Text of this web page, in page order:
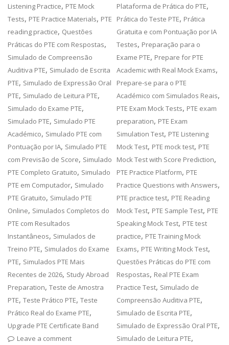
Listening Practice, PTE Mock
Tests, PTE Practice Materials, PTE
reading practice, Questões
Práticas do PTE com Respostas,
Simulado de Compreensão
Auditiva PTE, Simulado de Escrita
PTE, Simulado de Expressão Oral
PTE, Simulado de Leitura PTE,
Simulado do Exame PTE,
Simulado PTE, Simulado PTE
Académico, Simulado PTE com
Pontuação por IA, Simulado PTE
com Previsão de Score, Simulado
PTE Completo Gratuito, Simulado
PTE em Computador, Simulado
PTE Gratuito, Simulado PTE
Online, Simulados Completos do
PTE com Resultados
Instantâneos, Simulados de
Treino PTE, Simulados do Exame
PTE, Simulados PTE Mais
Recentes de 2026, Study Abroad
Preparation,Teste de Amostra
PTE,Teste Prático PTE,Teste
Prático Real do Exame PTE,
Upgrade PTE Certificate Band
Leave a comment
Plataforma de Prática do PTE,
Prática do Teste PTE, Prática
Gratuita e com Pontuação por IA
Testes, Preparação para o
Exame PTE, Prepare for PTE
Academic with Real Mock Exams,
Prepare-se para o PTE
Académico com Simulados Reais,
PTE Exam Mock Tests, PTE exam
preparation, PTE Exam
Simulation Test, PTE Listening
Mock Test, PTE mock test, PTE
Mock Test with Score Prediction,
PTE Practice Platform, PTE
Practice Questions with Answers,
PTE practice test, PTE Reading
Mock Test, PTE Sample Test, PTE
Speaking Mock Test, PTE test
practice, PTE Training Mock
Exams, PTE Writing Mock Test,
Questões Práticas do PTE com
Respostas, Real PTE Exam
Practice Test, Simulado de
Compreensão Auditiva PTE,
Simulado de Escrita PTE,
Simulado de Expressão Oral PTE,
Simulado de Leitura PTE,